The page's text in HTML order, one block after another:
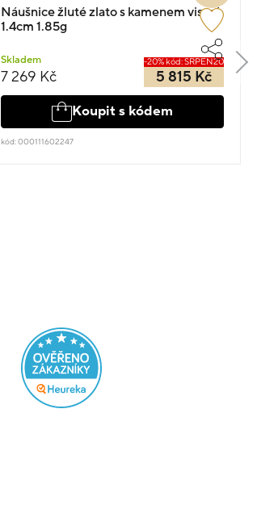
Náušnice žluté zlato s kamenem visací
1.4cm 1.85g
Skladem
7 269 Kč
-20% kód: SRPEN20
5 815 Kč
Koupit s kódem
kód: 000111602247